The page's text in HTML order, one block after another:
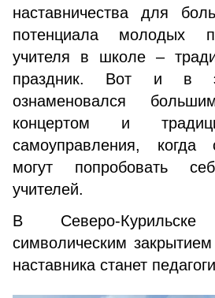
наставничества для
потенциала молодых
учителя в школе –
праздник. Вот и в
ознаменовался
концертом и
самоуправления, когда
могут попробовать
учителей.
В Северо-
символическим
наставника станет